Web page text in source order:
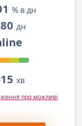
% в дн
дн
хв
про можливі